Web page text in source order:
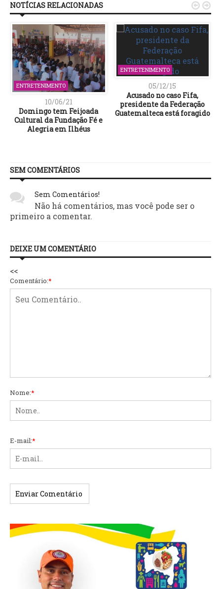
NOTÍCIAS RELACIONADAS
ENTRETENIMENTO
10/06/21
Domingo tem Feijoada
Cultural da Fundação Fé e
Alegria em Ilhéus
ENTRETENIMENTO
05/12/15
Acusado no caso Fifa,
presidente da Federação
Guatemalteca está foragido
 
SEM COMENTÁRIOS
Sem Comentários!
Não há comentários, mas você pode ser o
primeiro a comentar.
DEIXE UM COMENTÁRIO
<<
Comentário:*
Nome:*
E-mail:*